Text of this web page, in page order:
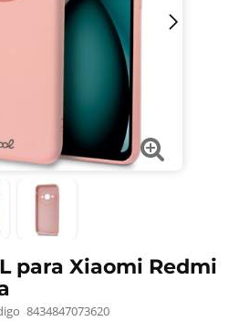
para Xiaomi Redmi
8434847073620